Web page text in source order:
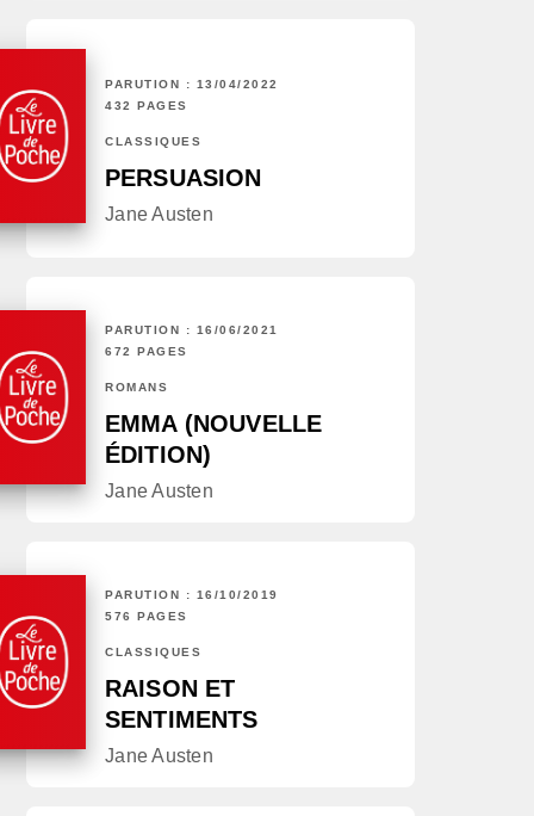
PARUTION : 13/04/2022
432 PAGES
CLASSIQUES
PERSUASION
Jane Austen
PARUTION : 16/06/2021
672 PAGES
ROMANS
EMMA (NOUVELLE
ÉDITION)
Jane Austen
PARUTION : 16/10/2019
576 PAGES
CLASSIQUES
RAISON ET
SENTIMENTS
Jane Austen